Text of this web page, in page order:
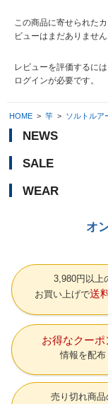
この商品に寄せられた
ビューはまだありません
レビューを評価するには
ログインが必要です。
HOME > 竿 > ソルトルア
NEWS
SALE
WEAR
オ
3,980円以上
お買い上げで送
お得なクーポ
情報を配布
売り切れ商品